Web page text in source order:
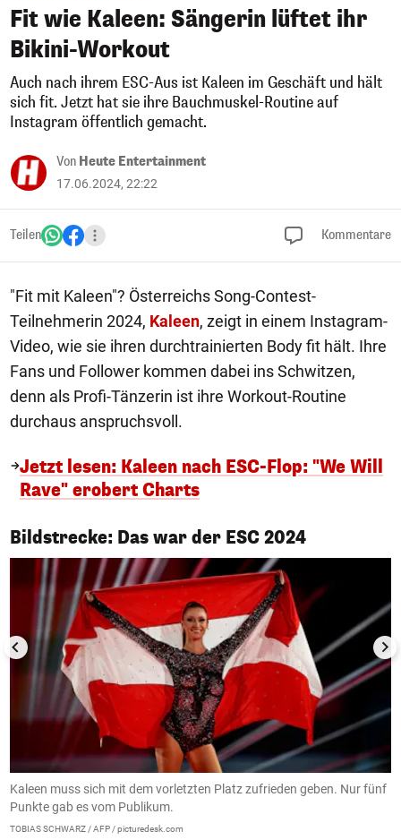
Fit wie Kaleen: Sängerin lüftet ihr
Bikini-Workout
Auch nach ihrem ESC-Aus ist Kaleen im Geschäft und hält
sich fit. Jetzt hat sie ihre Bauchmuskel-Routine auf
Instagram öffentlich gemacht.
Von Heute Entertainment
17.06.2024, 22:22
Teilen Kommentare
"Fit mit Kaleen"? Österreichs Song-Contest-
Teilnehmerin 2024, Kaleen, zeigt in einem Instagram-
Video, wie sie ihren durchtrainierten Body fit hält. Ihre
Fans und Follower kommen dabei ins Schwitzen,
denn als Profi-Tänzerin ist ihre Workout-Routine
durchaus anspruchsvoll.
Jetzt lesen: Kaleen nach ESC-Flop: "We Will
Rave" erobert Charts
Bildstrecke: Das war der ESC 2024
1/3
Kaleen muss sich mit dem vorletzten Platz zufrieden geben. Nur fünf
Punkte gab es vom Publikum.
TOBIAS SCHWARZ / AFP / picturedesk.com